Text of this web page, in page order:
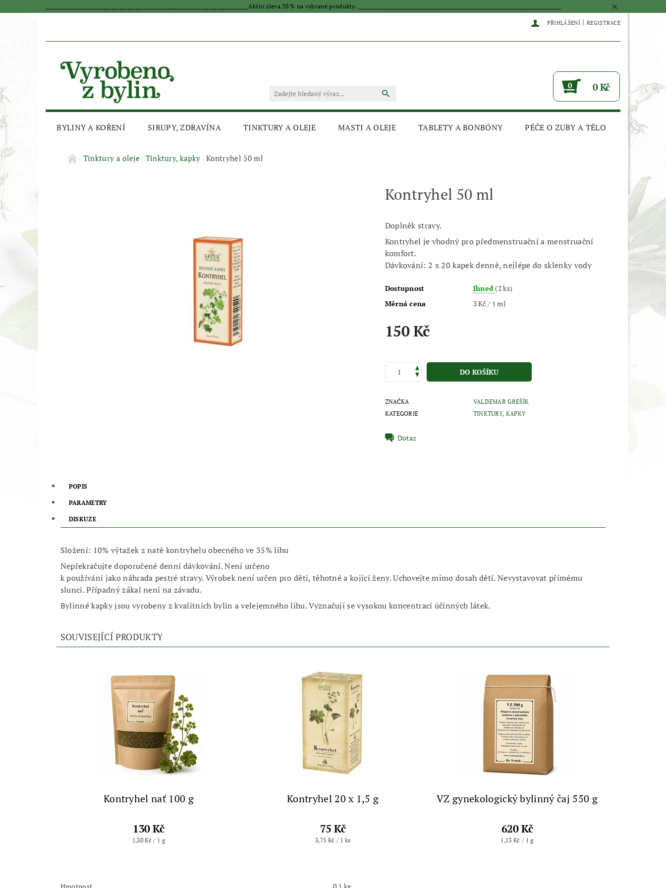
_____________________________________________________________________________Akční sleva 20 % na vybrané produkty. _____________________________________________________________________________
PŘIHLÁŠENÍ | REGISTRACE
0 0 Kč
BYLINY A KOŘENÍ SIRUPY, ZDRAVÍNA TINKTURY A OLEJE MASTI A OLEJE TABLETY A BONBÓNY PÉČE O ZUBY A TĚLO
AKČNÍ SLEVATinktury a oleje Tinktury, kapky Kontryhel 50 ml
Kontryhel 50 ml
Doplněk stravy.
Kontryhel je vhodný pro předmenstruačnía menstruační
komfort.
Dávkování: 2 x 20 kapek denně, nejlépe do sklenky vody
Dostupnost Ihned(2 ks)
Měrná cena
3 Kč / 1 ml
150 Kč
ZNAČKA
VALDEMAR GREŠÍK
KATEGORIE
TINKTURY, KAPKY
Dotaz
POPIS
PARAMETRY
DISKUZE
Složení: 10% výtažek z natě kontryhelu obecného ve 35% lihu
Nepřekračujte doporučené denní dávkování. Není určeno
k používání jako náhrada pestré stravy. Výrobek není určen pro děti, těhotné a kojící ženy. Uchovejte mimo dosah dětí. Nevystavovat přímému
slunci. Případný zákal není na závadu.
Bylinné kapky jsou vyrobeny z kvalitních bylin a velejemného lihu. Vyznačují se vysokou koncentrací účinných látek.
SOUVISEJÍCÍ PRODUKTY
Kontryhel nať 100 g
130 Kč
1,30 Kč / 1 g
Kontryhel 20 x 1,5 g
75 Kč
3,75 Kč / 1 ks
VZ gynekologický bylinný čaj 550 g
620 Kč
1,13 Kč / 1 g
Hmotnost 0.1 kg